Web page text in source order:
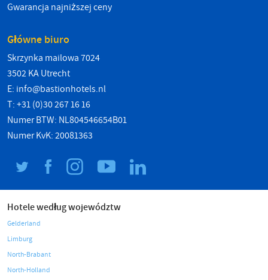
Gwarancja najniższej ceny
Główne biuro
Skrzynka mailowa 7024
3502 KA Utrecht
E: info@bastionhotels.nl
T: +31 (0)30 267 16 16
Numer BTW: NL804546654B01
Numer KvK: 20081363
Hotele według województw
Gelderland
Limburg
North-Brabant
North-Holland